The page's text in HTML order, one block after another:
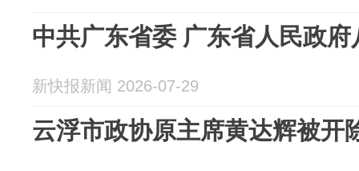
中共广东省委 广东省人民政府
新快报新闻 2026-07-29
云浮市政协原主席黄达辉被开